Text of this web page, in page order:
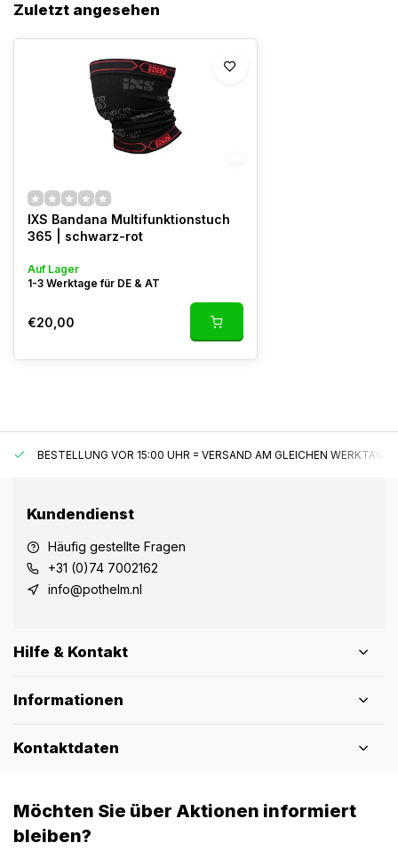
Zuletzt angesehen
IXS Bandana Multifunktionstuch
365 | schwarz-rot
Auf Lager
1-3 Werktage für DE & AT
€20,00
BESTELLUNG VOR 15:00 UHR = VERSAND AM GLEICHEN WERKTAG*
Kundendienst
Häufig gestellte Fragen
+31 (0)74 7002162
info@pothelm.nl
Hilfe & Kontakt
Informationen
Kontaktdaten
Möchten Sie über Aktionen informiert
bleiben?